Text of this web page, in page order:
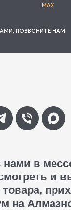
MAX
ПОЗВОНИТЕ НАМ
в
и
на